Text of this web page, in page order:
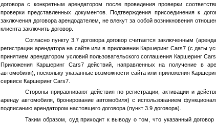
договора с конкретным арендатором после проведения проверки
проверки представленных документов. Подтверждения присоединения к
заключения договора арендодателем, не влекут за собой возникновения
клиента заключить договор.
Согласно пункту 3.7 договора договор считается заключенным
регистрации арендатора на сайте или в приложении Каршеринг Cars7 (с даты
принятием арендатором условий пользовательского соглашения Каршеринг
Приложения Каршеринг Cars7 действий, направленных на получение в
автомобиля), поскольку указанные возможности сайта или приложения
сервисе Каршеринг Cars7.
Стороны приравнивают действия по регистрации, активации и
аренду автомобиля, бронирование автомобиля) с использованием
подписанию арендатором настоящего договора (пункт 3.9 договора).
Таким образом, суд приходит к выводу о том, что указанный